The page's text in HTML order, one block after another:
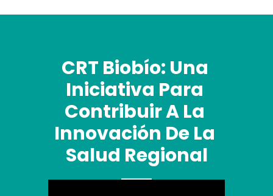
CRT Biobío: Una
Iniciativa Para
Contribuir A La
Innovación De La
Salud Regional